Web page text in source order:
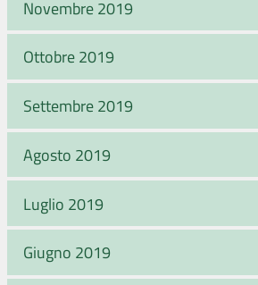
Novembre 2019
Ottobre 2019
Settembre 2019
Agosto 2019
Luglio 2019
Giugno 2019